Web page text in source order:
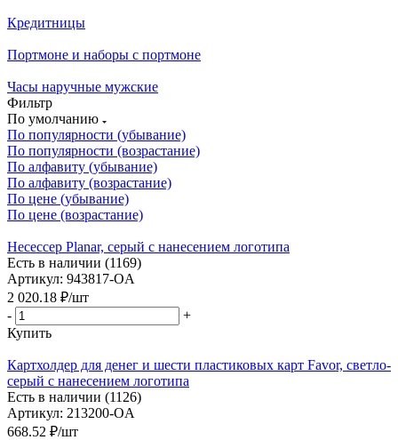
Кредитницы
Портмоне и наборы с портмоне
Часы наручные мужские
Фильтр
По умолчанию
По популярности (убывание)
По популярности (возрастание)
По алфавиту (убывание)
По алфавиту (возрастание)
По цене (убывание)
По цене (возрастание)
Несессер Planar, серый с нанесением логотипа
Есть в наличии (1169)
Артикул: 943817-OA
2 020.18 ₽/шт
-
+
Купить
Картхолдер для денег и шести пластиковых карт Favor, светло-
серый с нанесением логотипа
Есть в наличии (1126)
Артикул: 213200-OA
668.52 ₽/шт